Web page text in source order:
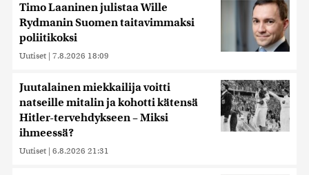
Timo Laaninen julistaa Wille
Rydmanin Suomen taitavimmaksi
poliitikoksi
Uutiset | 7.8.2026 18:09
Juutalainen miekkailija voitti
natseille mitalin ja kohotti kätensä
Hitler-tervehdykseen – Miksi
ihmeessä?
Uutiset | 6.8.2026 21:31